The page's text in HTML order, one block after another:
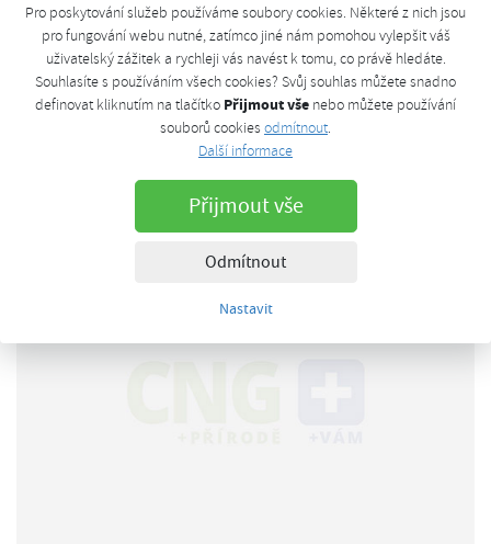
Pro poskytování služeb používáme soubory cookies. Některé z nich jsou
pro fungování webu nutné, zatímco jiné nám pomohou vylepšit váš
uživatelský zážitek a rychleji vás navést k tomu, co právě hledáte.
Souhlasíte s používáním všech cookies? Svůj souhlas můžete snadno
definovat kliknutím na tlačítko Přijmout vše nebo můžete používání
souborů cookies odmítnout.
Další informace
Přijmout vše
Odmítnout
Nastavit
9. 4. 2017
Dobrý den, taháte někdo přívěs s octavii cng? konkrétně
karavan 1200kg, + plně naložený auto. Oproti klasické 1.4tsi
110Kw je Cng o hodně línější, je to nejslabší motorizace v
nabídce. Zítra jdu objednat a nevim jestli...